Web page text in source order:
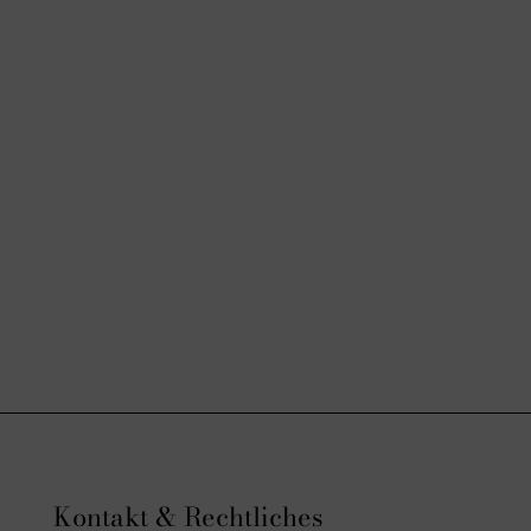
Kontakt & Rechtliches